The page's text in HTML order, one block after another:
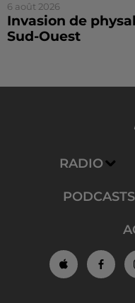
6 août 2026
Invasion de
Sud-Ouest
RADIO
PODCASTS